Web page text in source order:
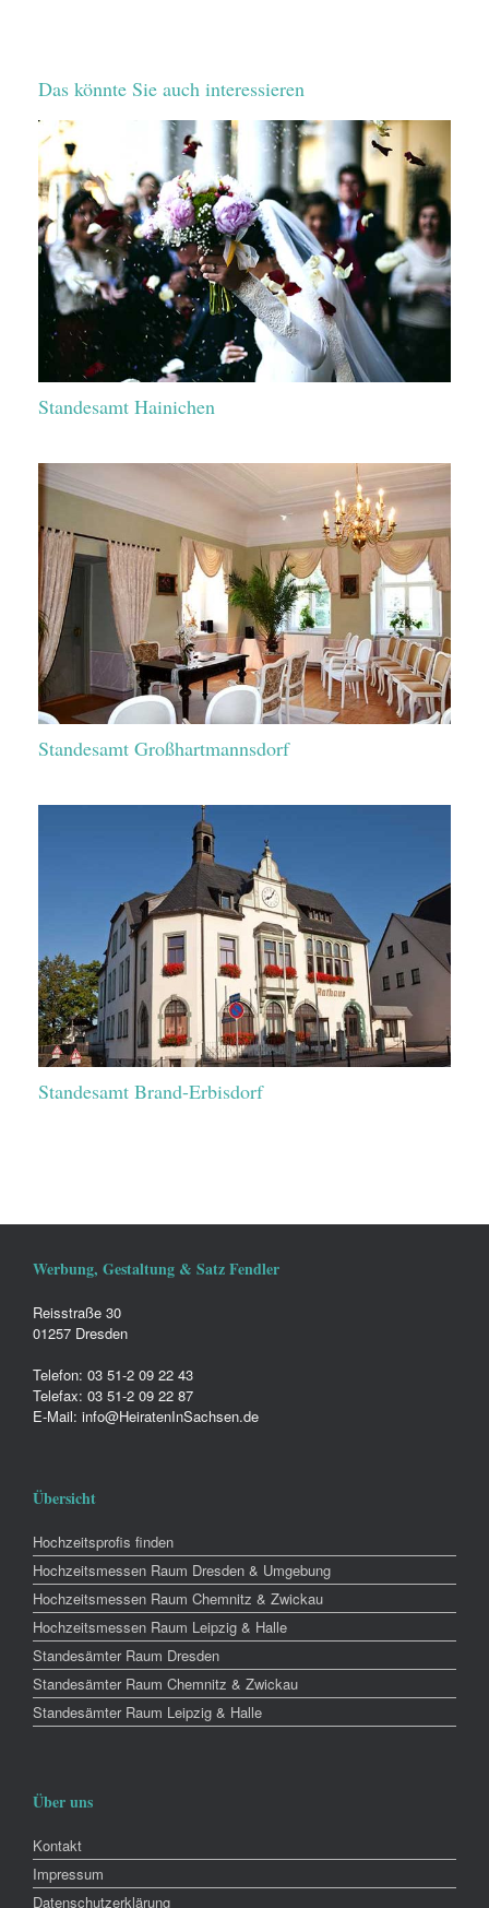
Das könnte Sie auch interessieren
Standesamt Hainichen
Standesamt Großhartmannsdorf
Standesamt Brand-Erbisdorf
Werbung, Gestaltung & Satz Fendler
Reisstraße 30
01257 Dresden
Telefon: 03 51-2 09 22 43
Telefax: 03 51-2 09 22 87
E-Mail: info@HeiratenInSachsen.de
Übersicht
Hochzeitsprofis finden
Hochzeitsmessen Raum Dresden & Umgebung
Hochzeitsmessen Raum Chemnitz & Zwickau
Hochzeitsmessen Raum Leipzig & Halle
Standesämter Raum Dresden
Standesämter Raum Chemnitz & Zwickau
Standesämter Raum Leipzig & Halle
Über uns
Kontakt
Impressum
Datenschutzerklärung